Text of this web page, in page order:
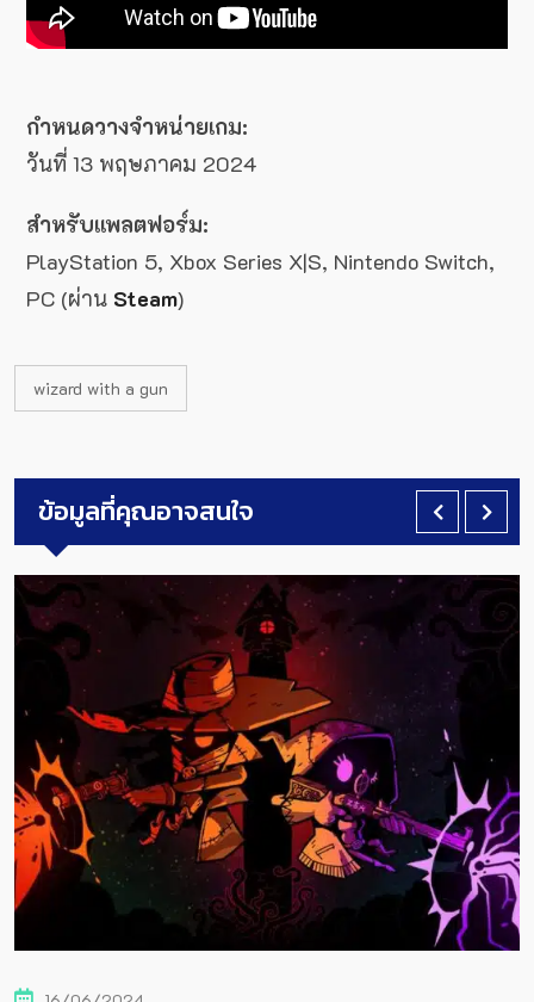
กำหนดวางจำหน่ายเกม:
วันที่ 13 พฤษภาคม 2024
สำหรับแพลตฟอร์ม:
PlayStation 5, Xbox Series X|S, Nintendo Switch,
PC (ผ่าน Steam)
wizard with a gun
ข้อมูลที่คุณอาจสนใจ